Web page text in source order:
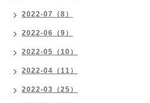
2022-07（8）
2022-06（9）
2022-05（10）
2022-04（11）
2022-03（25）